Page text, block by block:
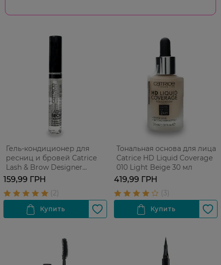
Гель-кондиционер для
ресниц и бровей Catrice
Lash & Brow Designer
Transparent 6 мл
159,99 ГРН
Тональная основа для лица
Catrice HD Liquid Coverage
010 Light Beige 30 мл
419,99 ГРН